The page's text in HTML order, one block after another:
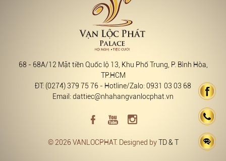
68 - 68A/12 Mặt tiền Quốc lộ 13, Khu Phố Trung, P. Bình Hòa,
TP.HCM
ĐT: (0274) 379 75 76 - Hotline/Zalo: 0931 03 03 68
Email: dattiec@nhahangvanlocphat.vn
© 2026 VANLOCPHAT. Designed byTD & T